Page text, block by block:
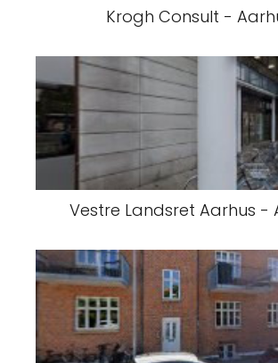
Krogh Consult -
Vestre Landsret Aarhus -